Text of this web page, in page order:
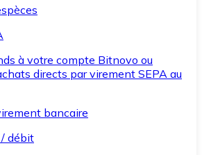
à votre compte Bitnovo ou
directs par virement SEPA au
bancaire
débit